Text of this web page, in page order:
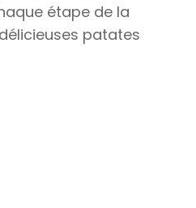
étape de la
patates